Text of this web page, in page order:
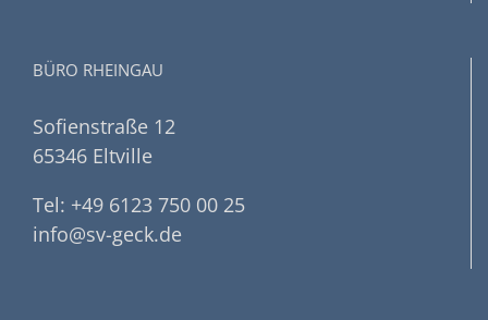
BÜRO RHEINGAU
Sofienstraße 12
65346 Eltville
Tel: +49 6123 750 00 25
info@sv-geck.de